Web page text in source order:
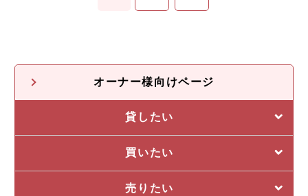
オーナー様向けページ
貸したい
選ばれる5つの理由
管理システム
買いたい
私たちの5つの強み
売りたい